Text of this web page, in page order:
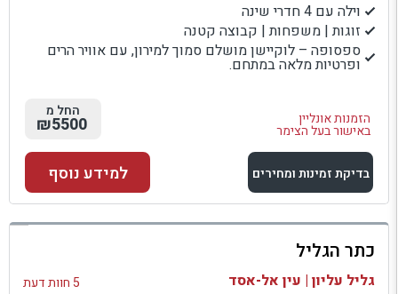
וילה עם 4 חדרי שינה
זוגות | משפחות | קבוצה קטנה
ספסופה – לוקיישן מושלם סמוך למירון, עם אוויר הרים
ופרטיות מלאה במתחם.
הזמנות אונליין
באישור בעל הצימר
החל מ
₪5500
בדיקת זמינות ומחירים
למתחם זה
בדיקת זמינות ומחירים
למידע נוסף
כתר הגליל
גליל עליון | עין אל-אסד 5 חוות דעת